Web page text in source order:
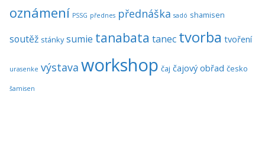
oznámení PSSG přednes přednáška sadó shamisen
soutěž stánky sumie tanabata tanec tvorba tvoření
urasenke výstava workshop čaj čajový obřad česko
šamisen